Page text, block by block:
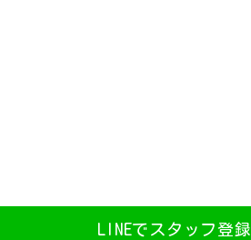
LINEでスタッフ登録